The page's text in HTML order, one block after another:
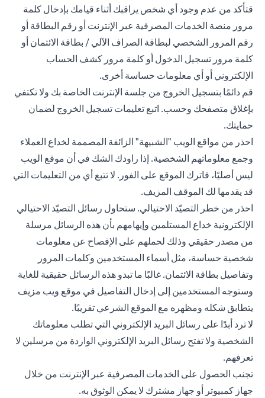
قتأكد من عدم وجود أي شخص يراقبك أثناء قيامك بإدخال كلمة
مرور منصة الخدمات المصرفية عبر الإنترنت أو رقم البطاقة أو
رقم المرور الشخصي لبطاقة الصراف الآلي / بطاقة الائتمان أو
كلمة مرور تسجيل الدخول أو كلمة مرور كشف الحساب
الإلكتروني أو أي معلومات حساسة أخرى.
قم دائمًا بتسجيل الخروج من جلسة الإنترنت الخاصة بك ولا تكتفي
بإغلاق متصفحك وحسب. اتبع تعليمات تسجيل الخروج لضمان
حمايتك.
احذر من مواقع الويب "الشبيهة" الزائفة المصممة لخداع العملاء
وجمع معلوماتهم الشخصية. إذا راودك الشك في أن موقع الويب
ليس أصليًا، فاترك الموقع على الفور. لا تتبع أي من التعليمات التي
قد يقدمها لك الموقف المزيف.
احذر من خطر التصيّد الاحتيالي. ستحاول رسائل التصيّد الاحتيالي
الإلكترونية خداع المستلمين وإيهامهم بأن هذه الرسائل مرسلة
من مصدر حقيقي وذلك لحملهم على الإفصاح عن معلومات
شخصية حساسة، مثل أسماء المستخدمين وكلمات المرور
وتفاصيل بطاقة الائتمان. غالبًا ما تبدو هذه الرسائل حقيقية للغاية
وستوجه المستخدمين إلى إدخال التفاصيل في موقع ويب مزيف
يتطابق شكله ومظهره مع الموقع الشرعي تقريبًا.
لا ترد أبدًا على رسائل البريد الإلكتروني التي تطلب معلوماتك
الشخصية ولا تفتح رسائل البريد الإلكتروني الواردة من مرسلين لا
تعرفهم.
تجنب الحصول على الخدمات المصرفية عبر الإنترنت من خلال
جهاز كمبيوتر أو جهاز مشترك لا يمكن الوثوق به.